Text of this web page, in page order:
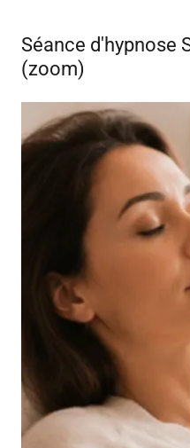
Séance d'hypnose
(zoom)